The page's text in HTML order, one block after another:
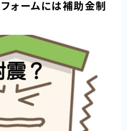
フォームには補助金制